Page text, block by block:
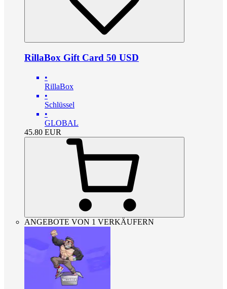
RillaBox Gift Card 50 USD
•
RillaBox
•
Schlüssel
•
GLOBAL
45.80 EUR
ANGEBOTE VON 1 VERKÄUFERN